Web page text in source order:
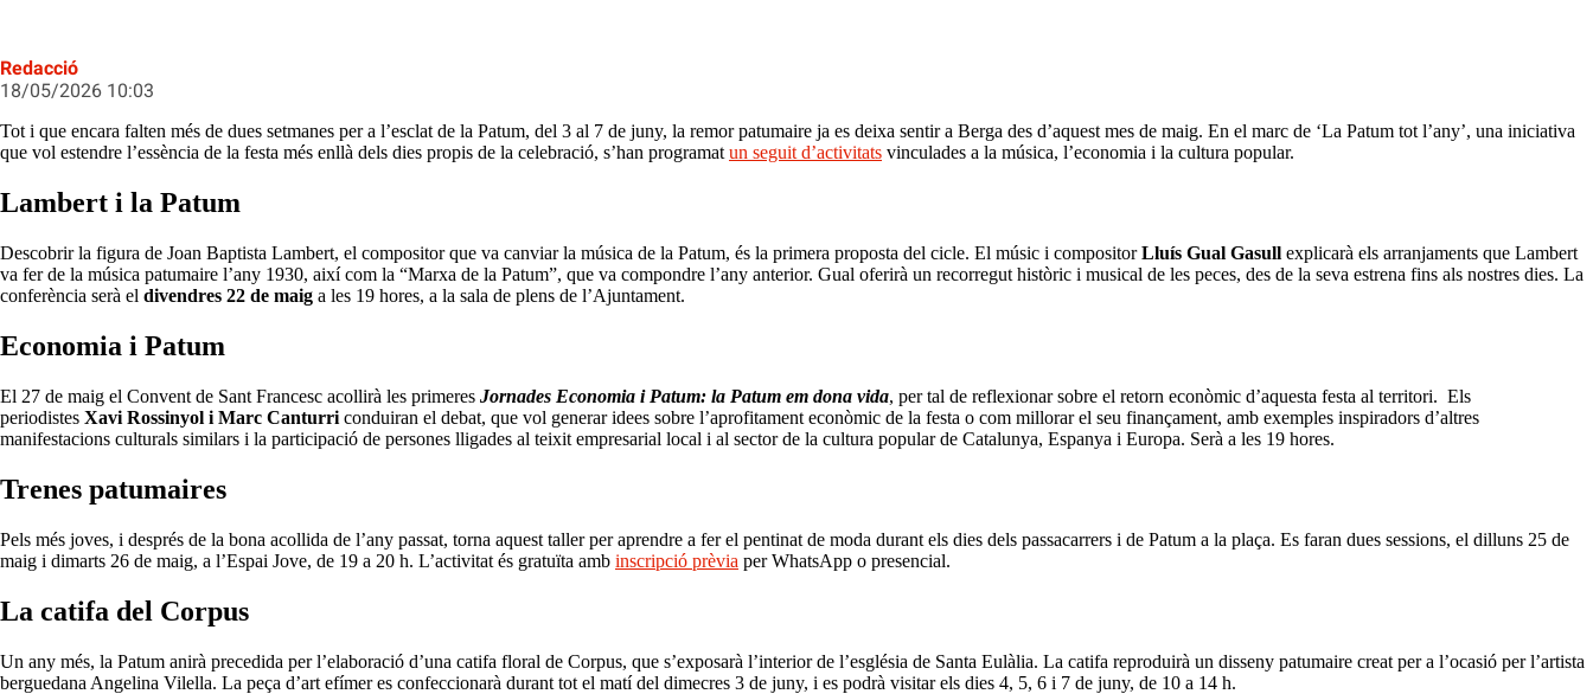
Redacció
18/05/2026 10:03
Tot i que encara falten més de dues setmanes per a l’esclat de la Patum, del 3 al 7 de juny, la remor patumaire ja es deixa sentir a Berga des d’aquest mes de maig. En el marc de ‘La Patum tot l’any’, una iniciativa
que vol estendre l’essència de la festa més enllà dels dies propis de la celebració, s’han programatun seguit d’activitats vinculades a la música, l’economia i la cultura popular.
Lambert i la Patum
Descobrir la figura de Joan Baptista Lambert, el compositor que va canviar la música de la Patum, és la primera proposta del cicle. El músic i compositorLluís Gual Gasull explicarà els arranjaments que Lambert
va fer de la música patumaire l’any 1930, així com la “Marxa de la Patum”, que va compondre l’any anterior. Gual oferirà un recorregut històric i musical de les peces, des de la seva estrena fins als nostres dies. La
conferència serà el divendres 22 de maig a les 19 hores, a la sala de plens de l’Ajuntament.
Economia i Patum
El 27 de maig el Convent de Sant Francesc acollirà les primeres Jornades Economia i Patum: la Patum em dona vida, per tal de reflexionar sobre el retorn econòmic d’aquesta festa al territori. Els
periodistes Xavi Rossinyol i Marc Canturri conduiran el debat, que vol generar idees sobre l’aprofitament econòmic de la festa o com millorar el seu finançament, amb exemples inspiradors d’altres
manifestacions culturals similars i la participació de persones lligades al teixit empresarial local i al sector de la cultura popular de Catalunya, Espanya i Europa. Serà a les 19 hores.
Trenes patumaires
Pels més joves, i després de la bona acollida de l’any passat, torna aquest taller per aprendre a fer el pentinat de moda durant els dies dels passacarrers i de Patum a la plaça. Es faran dues sessions, el dilluns 25 de
maig i dimarts 26 de maig, a l’Espai Jove, de 19 a 20 h. L’activitat és gratuïta amb inscripció prèvia per WhatsApp o presencial.
La catifa del Corpus
Un any més, la Patum anirà precedida per l’elaboració d’una catifa floral de Corpus, que s’exposarà l’interior de l’església de Santa Eulàlia. La catifa reproduirà un disseny patumaire creat per a l’ocasió per l’artista
berguedana Angelina Vilella. La peça d’art efímer es confeccionarà durant tot el matí del dimecres 3 de juny, i es podrà visitar els dies 4, 5, 6 i 7 de juny, de 10 a 14 h.